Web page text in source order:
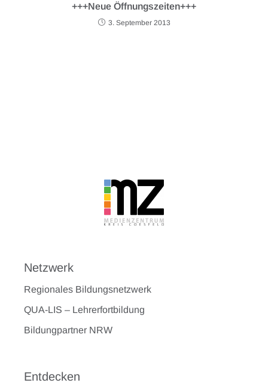
+++Neue Öffnungszeiten+++
3. September 2013
Netzwerk
Regionales Bildungsnetzwerk
QUA-LIS – Lehrerfortbildung
Bildungpartner NRW
Entdecken